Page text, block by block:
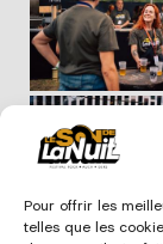
Pour offrir les
telles que les